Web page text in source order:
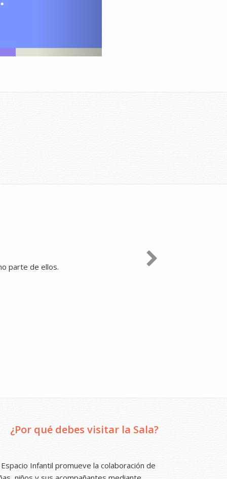
son parte de mi
¿Por qué debes visitar la Sala?
Espacio Infantil promueve la colaboración de